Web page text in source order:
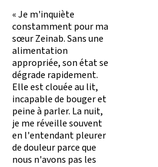
« Je m'inquiète
constamment pour ma
sœur Zeinab. Sans une
alimentation
appropriée, son état se
dégrade rapidement.
Elle est clouée au lit,
incapable de bouger et
peine à parler. La nuit,
je me réveille souvent
en l'entendant pleurer
de douleur parce que
nous n'avons pas les